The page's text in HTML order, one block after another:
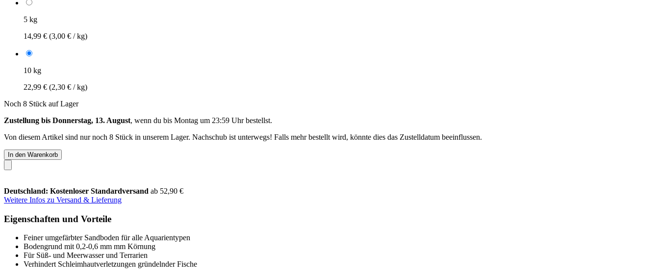
5 kg
14,99 € (3,00 € / kg)
10 kg
22,99 € (2,30 € / kg)
Noch 8 Stück auf Lager
Zustellung bis Donnerstag, 13. August, wenn du bis Montag um 23:59 Uhrbestellst.
Von diesem Artikel sind nur noch 8 Stück in unserem Lager. Nachschub ist unterwegs! Falls mehr bestellt wird, könnte dies das Zustelldatum beeinflussen.
In den Warenkorb
Deutschland: Kostenloser Standardversand ab 52,90 €
Weitere Infos zu Versand & Lieferung
Eigenschaften und Vorteile
Feiner umgefärbter Sandboden für alle Aquarientypen
Bodengrund mit 0,2-0,6 mm mm Körnung
Für Süß- und Meerwasser und Terrarien
Verhindert Schleimhautverletzungen gründelnder Fische